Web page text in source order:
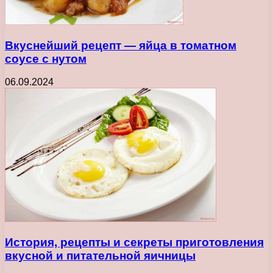
Вкуснейший рецепт — яйца в томатном
соусе с нутом
06.09.2024
История, рецепты и секреты приготовления
вкусной и питательной яичницы